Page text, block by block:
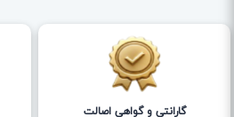
گارانتی و گواهی اصالت